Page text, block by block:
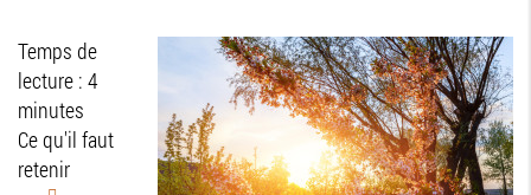
Temps de
lecture : 4
minutes
Ce qu'il faut
retenir